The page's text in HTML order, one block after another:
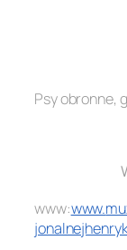
Psy obronne,
www:www.